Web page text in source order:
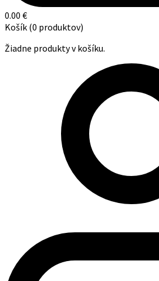
0.00 €
Košík (0 produktov)
Žiadne produkty v košíku.